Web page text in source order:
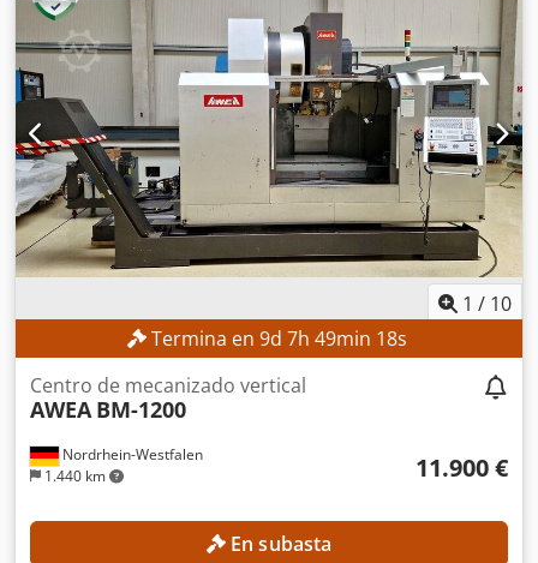
1 / 10
Termina en 9d 7h 49min 16s
Nordrhein-Westfalen
1.440 km
Centro de mecanizado vertical
AWEA BM-1200
11.900 €
En subasta